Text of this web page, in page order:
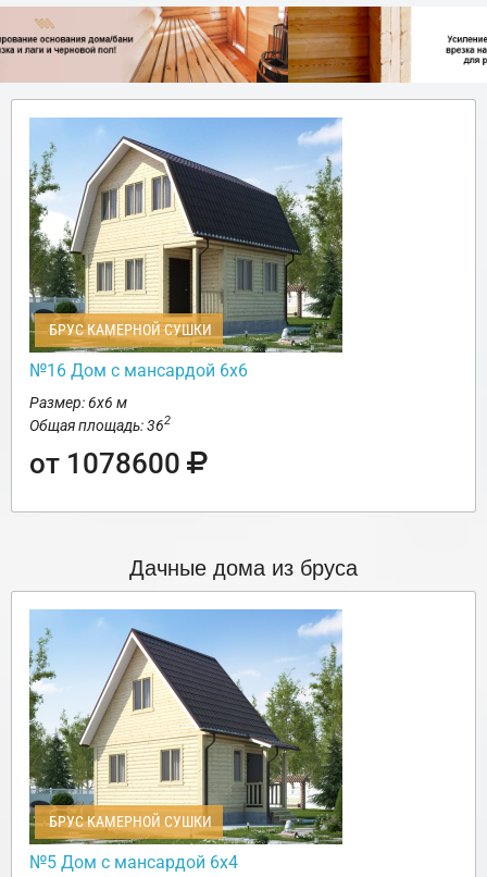
БРУС КАМЕРНОЙ СУШКИ
№16 Дом с мансардой 6х6
Размер: 6х6 м
Общая площадь: 362
от 1078600
Дачные дома из бруса
БРУС КАМЕРНОЙ СУШКИ
№5 Дом с мансардой 6х4